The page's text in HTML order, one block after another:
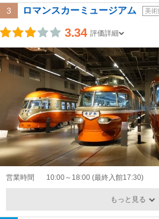
3 ロマンスカーミュージアム 美
3.34 評価詳細
営業時間 10:00～18:00 (最終入館17:30)
もっと見る